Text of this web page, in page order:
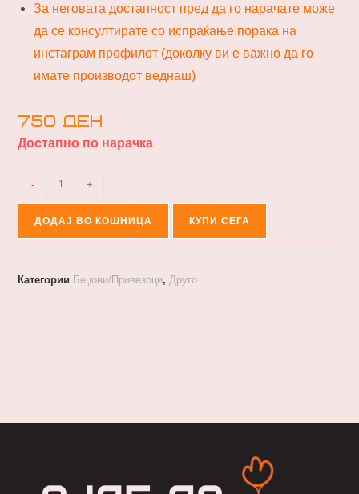
За неговата достапност пред да го нарачате може
да се консултирате со испраќање порака на
инстаграм профилот (доколку ви е важно да го
имате производот веднаш)
750ден
Достапно по нарачка
- +
ДОДАЈ ВО КОШНИЦА КУПИ СЕГА
Категории Беџови/Привезоци, Друго